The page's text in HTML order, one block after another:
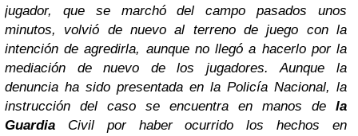
jugador, que se marchó del campo pasados unos
minutos, volvió de nuevo al terreno de juego con la
intención de agredirla, aunque no llegó a hacerlo por la
mediación de nuevo de los jugadores. Aunque la
denuncia ha sido presentada en la Policía Nacional, la
instrucción del caso se encuentra en manos de la
Guardia Civil por haber ocurrido los hechos en